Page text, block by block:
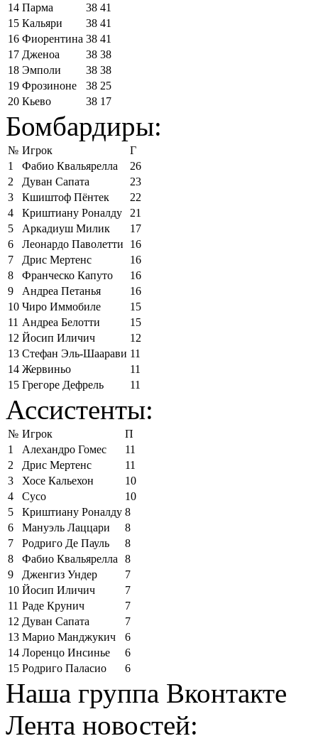
14 Парма 38 41
15 Кальяри 38 41
16 Фиорентина 38 41
17 Дженоа 38 38
18 Эмполи 38 38
19 Фрозиноне 38 25
20 Кьево 38 17
Бомбардиры:
№ Игрок
Г
1
Фабио Квальярелла
26
2
Дуван Сапата
23
3
Кшиштоф Пёнтек
22
4
Криштиану Роналду
21
5
Аркадиуш Милик
17
6
Леонардо Паволетти
16
7
Дрис Мертенс
16
8
Франческо Капуто
16
9
Андреа Петанья
16
10 Чиро Иммобиле
15
11 Андреа Белотти
15
12 Йосип Иличич
12
13 Стефан Эль-Шаарави 11
14 Жервиньо
11
15 Грегоре Дефрель 11
Ассистенты:
№ Игрок
П
1
Алехандро Гомес
11
2
Дрис Мертенс
11
3
Хосе Кальехон
10
4
Сусо
10
5
Криштиану Роналду 8
6
Мануэль Лаццари
8
7
Родриго Де Пауль
8
8
Фабио Квальярелла
8
9
Дженгиз Ундер
7
10 Йосип Иличич
7
11 Раде Крунич
7
12 Дуван Сапата
7
13 Марио Манджукич
6
14 Лоренцо Инсинье
6
15 Родриго Паласио 6
Наша группа Вконтакте
Лента новостей: